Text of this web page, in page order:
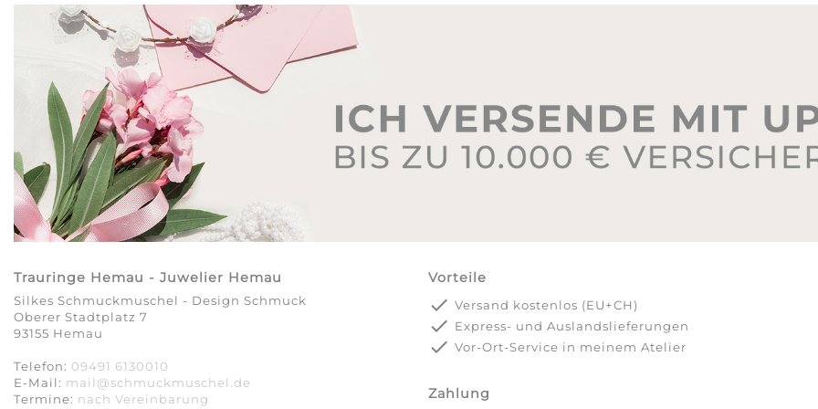
Trauringe Hemau - Juwelier Hemau
Silkes Schmuckmuschel - Design Schmuck
Oberer Stadtplatz 7
93155 Hemau
Telefon: 09491 6130010
E-Mail: mail@schmuckmuschel.de
Termine: nach Vereinbarung​​​​​​​
Vorteile
done Versand kostenlos (EU+CH)
done Express- und Auslandslieferungen
done Vor-Ort-Service in meinem Atelier
Zahlung